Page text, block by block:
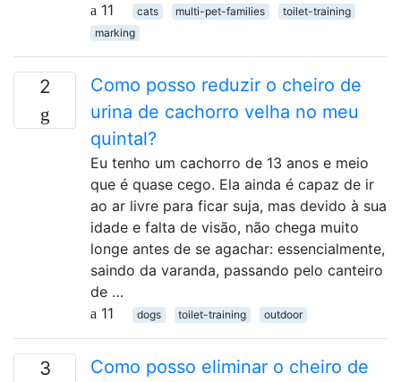
11
cats multi-pet-families
toilet-training
marking
2
Como posso reduzir o cheiro de
urina de cachorro velha no meu
quintal?
Eu tenho um cachorro de 13 anos e meio
que é quase cego. Ela ainda é capaz de ir
ao ar livre para ficar suja, mas devido à sua
idade e falta de visão, não chega muito
longe antes de se agachar: essencialmente,
saindo da varanda, passando pelo canteiro
de …
11
dogs toilet-training outdoor
3
Como posso eliminar o cheiro de